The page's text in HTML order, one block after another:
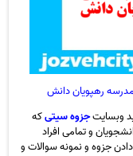
مدرسه رهپویان دانش
وبسایتجزوه سیتیکه
و تمامی افراد
جزوه و نمونه سوالات و